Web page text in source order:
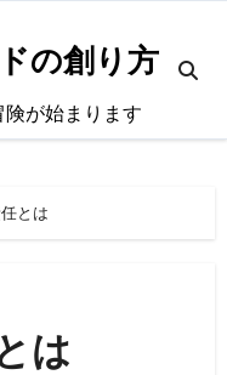
の創り方
が始まります
とは
は